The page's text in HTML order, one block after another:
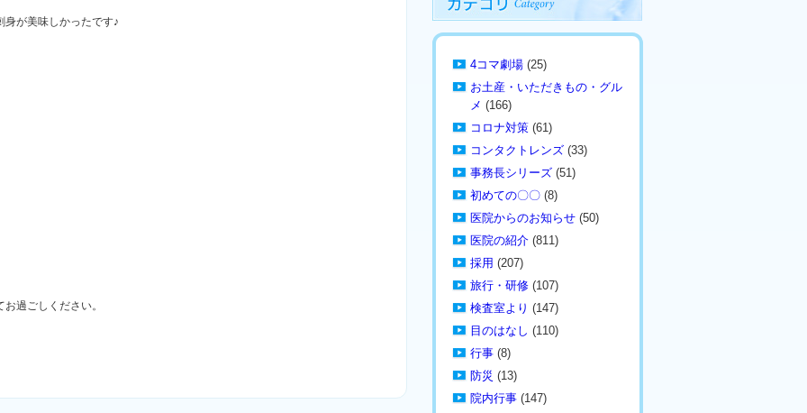
が美味しかったです♪
過ごしください。
4コマ劇場 (25)
お土産・いただきもの・グル
メ (166)
コロナ対策 (61)
コンタクトレンズ (33)
事務長シリーズ (51)
初めての〇〇 (8)
医院からのお知らせ (50)
医院の紹介 (811)
採用 (207)
旅行・研修 (107)
検査室より (147)
目のはなし (110)
行事 (8)
防災 (13)
院内行事 (147)